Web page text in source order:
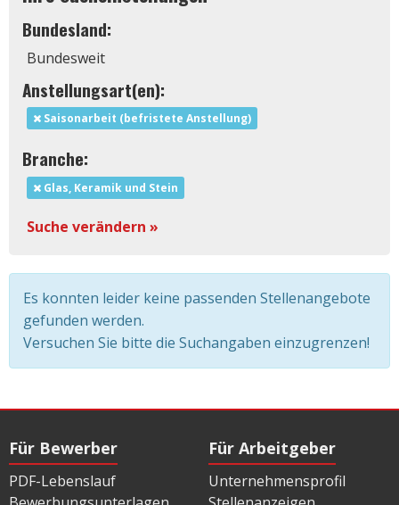
Bundesland:
Bundesweit
Anstellungsart(en):
Saisonarbeit (befristete Anstellung)
Branche:
Glas, Keramik und Stein
Suche verändern »
Es konnten leider keine passenden Stellenangebote
gefunden werden.
Versuchen Sie bitte die Suchangaben einzugrenzen!
Für Bewerber
PDF-Lebenslauf
Für Arbeitgeber
Unternehmensprofil